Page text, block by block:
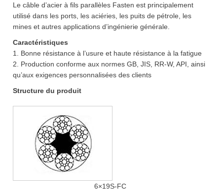
Le câble d’acier à fils parallèles Fasten est principalement
utilisé dans les ports, les aciéries, les puits de pétrole, les
mines et autres applications d’ingénierie générale.
Caractéristiques
1. Bonne résistance à l’usure et haute résistance à la fatigue
2. Production conforme aux normes GB, JIS, RR-W, API, ainsi
qu’aux exigences personnalisées des clients
Structure du produit
6×19S-FC